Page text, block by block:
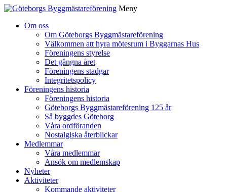
Meny
Om oss
Om Göteborgs Byggmästareförening
Välkommen att hyra mötesrum i Byggarnas Hus
Föreningens styrelse
Det gångna året
Föreningens stadgar
Integritetspolicy
Föreningens historia
Föreningens historia
Göteborgs Byggmästareförening 125 år
Så byggdes Göteborg
Våra ordföranden
Nostalgiska återblickar
Medlemmar
Våra medlemmar
Ansök om medlemskap
Nyheter
Aktiviteter
Kommande aktiviteter